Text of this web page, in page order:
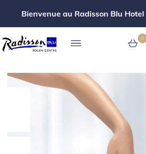
Bienvenue au Radisson Blu
0